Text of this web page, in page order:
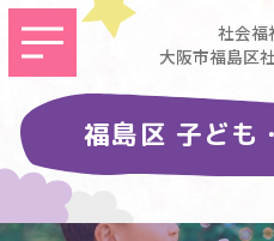
社会福
大阪市福島区
福島区 子ども